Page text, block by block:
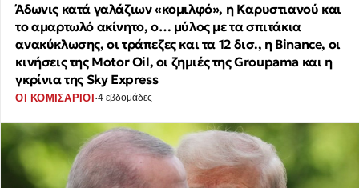
Άδωνις κατά γαλάζιων «κομιλφό», η Καρυστιανού και
το αμαρτωλό ακίνητο, ο… μύλος με τα σπιτάκια
ανακύκλωσης, οι τράπεζες και τα 12 δισ., η Binance, οι
κινήσεις της Motor Oil, οι ζημιές της Groupama και η
γκρίνια της Sky Express
ΟΙ ΚΟΜΙΣΑΡΙΟΙ ·4 εβδομάδες